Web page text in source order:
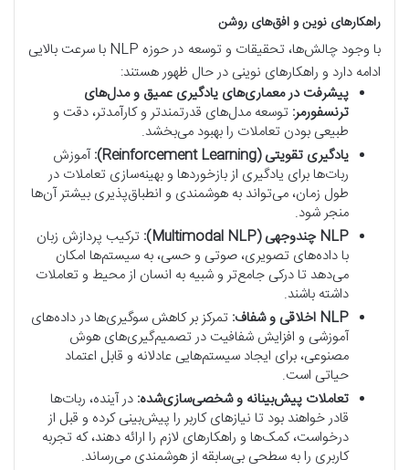
راهکارهای نوین و افق‌های روشن
با وجود چالش‌ها، تحقیقات و توسعه در حوزه NLP با سرعت بالایی
ادامه دارد و راهکارهای نوینی در حال ظهور هستند:
پیشرفت در معماری‌های یادگیری عمیق و مدل‌های
ترنسفورمر: توسعه مدل‌های قدرتمندتر و کارآمدتر، دقت و
طبیعی بودن تعاملات را بهبود می‌بخشد.
یادگیری تقویتی (Reinforcement Learning):
آموزش
ربات‌ها برای یادگیری از بازخوردها و بهینه‌سازی تعاملات در
طول زمان، می‌تواند به هوشمندی و انطباق‌پذیری بیشتر آن‌ها
منجر شود.
NLP چندوجهی (Multimodal NLP):
ترکیب پردازش زبان
با داده‌های تصویری، صوتی و حسی، به سیستم‌ها امکان
می‌دهد تا درکی جامع‌تر و شبیه به انسان از محیط و تعاملات
داشته باشند.
NLP اخلاقی و شفاف:
تمرکز بر کاهش سوگیری‌ها در داده‌های
آموزشی و افزایش شفافیت در تصمیم‌گیری‌های هوش
مصنوعی، برای ایجاد سیستم‌هایی عادلانه و قابل اعتماد
حیاتی است.
تعاملات پیش‌بینانه و شخصی‌سازی‌شده: در آینده، ربات‌ها
قادر خواهند بود تا نیازهای کاربر را پیش‌بینی کرده و قبل از
درخواست، کمک‌ها و راهکارهای لازم را ارائه دهند، که تجربه
کاربری را به سطحی بی‌سابقه از هوشمندی می‌رساند.